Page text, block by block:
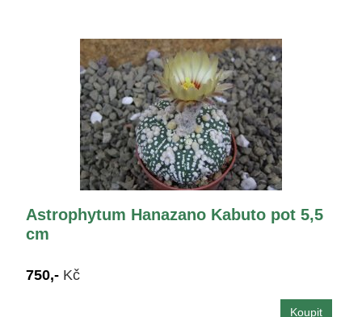
Astrophytum Hanazano Kabuto pot 5,5
cm
750,- Kč